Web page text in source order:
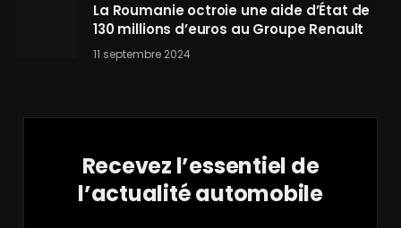
La Roumanie octroie une aide d’État de
130 millions d’euros au Groupe Renault
11 septembre 2024
Recevez l’essentiel de
l’actualité automobile